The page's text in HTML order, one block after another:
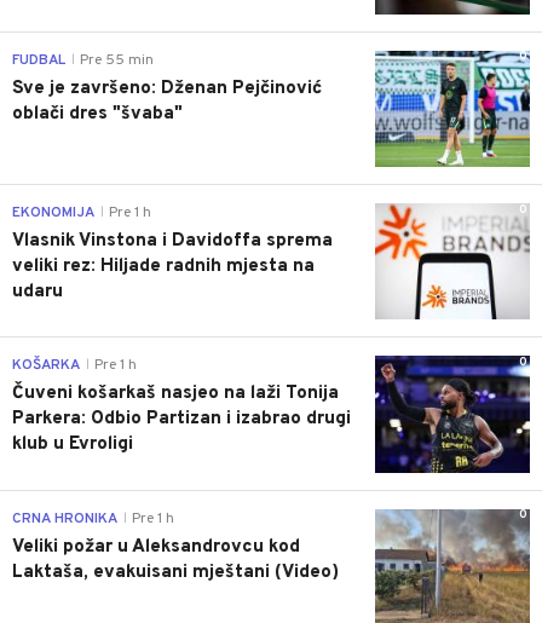
0
FUDBAL Pre 55 min
Sve je završeno: Dženan Pejčinović
oblači dres "švaba"
0
EKONOMIJA Pre 1 h
Vlasnik Vinstona i Davidoffa sprema
veliki rez: Hiljade radnih mjesta na
udaru
0
KOŠARKA Pre 1 h
Čuveni košarkaš nasjeo na laži Tonija
Parkera: Odbio Partizan i izabrao drugi
klub u Evroligi
0
CRNA HRONIKA Pre 1 h
Veliki požar u Aleksandrovcu kod
Laktaša, evakuisani mještani (Video)